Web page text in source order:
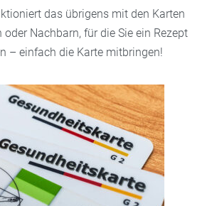
das übrigens mit den Karten
Nachbarn, für die Sie ein Rezept
– einfach die Karte mitbringen!